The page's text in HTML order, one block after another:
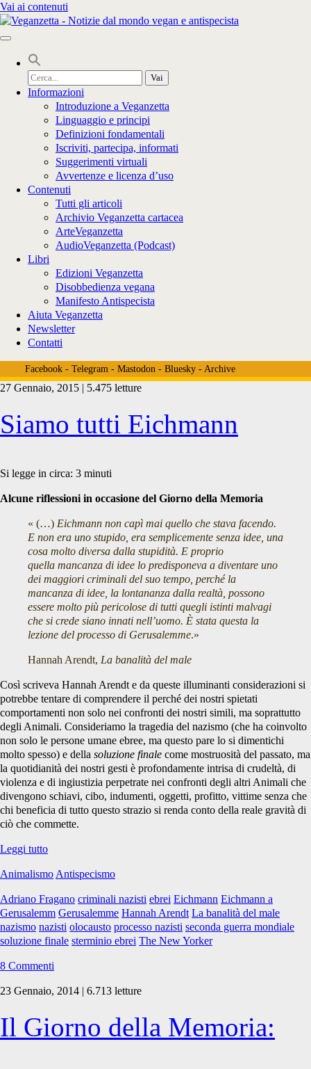
Vai ai contenuti
Cerca
per:
Informazioni
Introduzione a Veganzetta
Linguaggio e principi
Definizioni fondamentali
Iscriviti, partecipa, informati
Suggerimenti virtuali
Avvertenze e licenza d’uso
Contenuti
Tutti gli articoli
Archivio Veganzetta cartacea
ArteVeganzetta
AudioVeganzetta (Podcast)
Libri
Edizioni Veganzetta
Disobbedienza vegana
Manifesto Antispecista
Aiuta Veganzetta
Newsletter
Contatti
Facebook- Telegram- Mastodon- Bluesky- Archive
Tag:
<span>soluzione
finale</span>
27 Gennaio, 2015 | 5.475 letture
Siamo tutti Eichmann
Si legge in circa: 3 minuti
Alcune riflessioni in occasione del Giorno della Memoria
« (…) Eichmann non capì mai quello che stava facendo.
E non era uno stupido, era semplicemente senza idee, una
cosa molto diversa dalla stupidità. E proprio
quella mancanza di idee lo predisponeva a diventare uno
dei maggiori criminali del suo tempo, perché la
mancanza di idee, la lontananza dalla realtà, possono
essere molto più pericolose di tutti quegli istinti malvagi
che si crede siano innati nell’uomo. È stata questa la
lezione del processo di Gerusalemme.»
Hannah Arendt, La banalità del male
Così scriveva Hannah Arendt e da queste illuminanti considerazioni si
potrebbe tentare di comprendere il perché dei nostri spietati
comportamenti non solo nei confronti dei nostri simili, ma soprattutto
degli Animali. Consideriamo la tragedia del nazismo (che ha coinvolto
non solo le persone umane ebree, ma questo pare lo si dimentichi
molto spesso) e della soluzione finale come mostruosità del passato, ma
la quotidianità dei nostri gesti è profondamente intrisa di crudeltà, di
violenza e di ingiustizia perpetrate nei confronti degli altri Animali che
divengono schiavi, cibo, indumenti, oggetti, profitto, vittime senza che
chi beneficia di tutto questo strazio si renda conto della reale gravità di
ciò che commette.
Leggi tuttoSiamo
Eichmann
Animalismo Antispecismo
Adriano Fragano criminali nazisti ebrei Eichmann Eichmann a
Gerusalemm Gerusalemme Hannah Arendt La banalità del male
nazismo nazisti olocausto processo nazisti seconda guerra mondiale
soluzione finale sterminio ebrei The New Yorker
8 Commenti
23 Gennaio, 2014 | 6.713 letture
Il Giorno della Memoria: